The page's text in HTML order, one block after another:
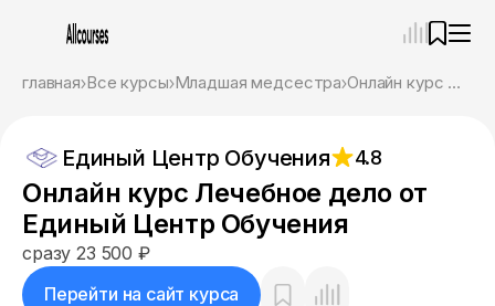
главная Все курсы Младшая медсестра Онлайн курс Лечебное дело от Единый Центр Обучения
Единый Центр Обучения 4.8
Онлайн курс Лечебное дело от
Единый Центр Обучения
сразу 23 500 ₽
Перейти на сайт курса
Привет! Я Ваш карьерный навигатор. Подберу
курсы, которые соответствует именно вашим
целям.
Пожалуйста, ответьте на несколько вопросов,
чтобы начать.
Приступим?